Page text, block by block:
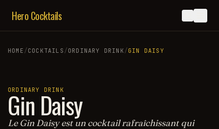
Hero Cocktails
HOME/COCKTAILS/ORDINARY DRINK/GIN DAISY
ORDINARY DRINK
Gin Daisy
Le Gin Daisy est un cocktail rafraîchissant qui